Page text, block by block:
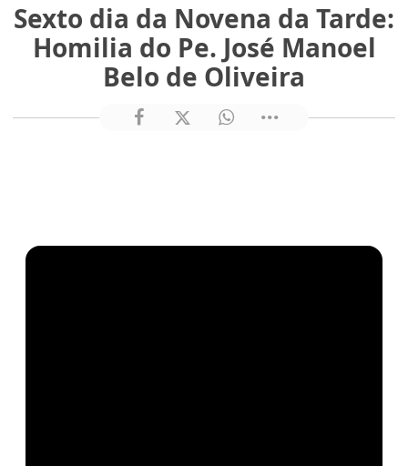
Sexto dia da Novena da Tarde:
Homilia do Pe. José Manoel
Belo de Oliveira